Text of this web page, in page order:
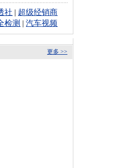
社 | 超级经销商
检测 |汽车视频
更多 >>